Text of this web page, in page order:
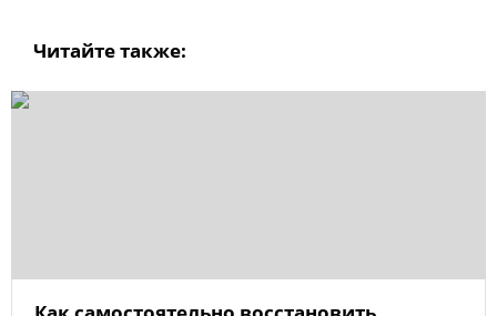
Читайте также: